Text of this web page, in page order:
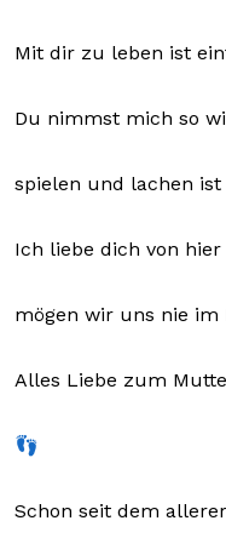
Mit dir zu leben ist
Du nimmst mich so
spielen und lachen
Ich liebe dich von
mögen wir uns nie im
Alles Liebe zum
👣
Schon seit dem